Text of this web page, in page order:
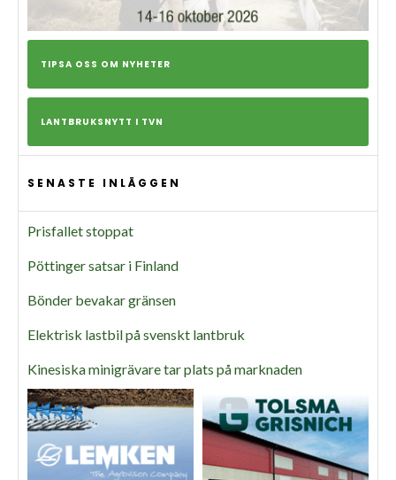
TIPSA OSS OM NYHETER
LANTBRUKSNYTT I TVN
SENASTE INLÄGGEN
Prisfallet stoppat
Pöttinger satsar i Finland
Bönder bevakar gränsen
Elektrisk lastbil på svenskt lantbruk
Kinesiska minigrävare tar plats på marknaden